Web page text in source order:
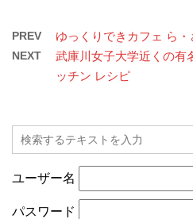
PREV ゆっくりできカフェ ら
NEXT
武庫川女子大学近くの有
ッチン レシピ
ユーザー名
パスワード